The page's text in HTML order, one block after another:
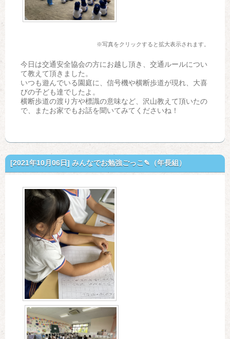
※写真をクリックすると拡大表示されます。
今日は交通安全協会の方にお越し頂き、交通ルールについ
て教えて頂きました。
いつも遊んでいる園庭に、信号機や横断歩道が現れ、大喜
びの子ども達でしたよ。
横断歩道の渡り方や標識の意味など、沢山教えて頂いたの
で、またお家でもお話を聞いてみてくださいね！
[2021年10月06日] みんなでお勉強ごっこ✎（年長組）